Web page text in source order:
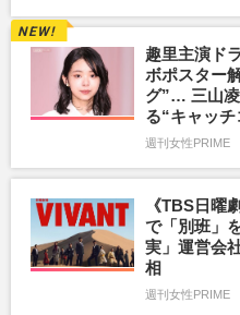
趣里主演ド
ボポスター
グ”… 三山
る“キャッチ
週刊女性PRIME
《TBS日曜
で「別班」
実」運営会
相
週刊女性PRIME